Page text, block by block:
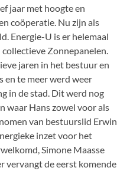
jaar met hoogte en
coöperatie. Nu zijn als
Energie-U is er helemaal
Zonnepanelen.
jaren in het bestuur en
en te meer werd weer
in de stad. Dit werd nog
waar Hans zowel voor als
van bestuurslid Erwin
inzet voor het
Simone Maasse
vervangt de eerst komende